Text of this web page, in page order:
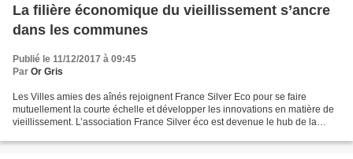
La filière économique du vieillissement s’ancre
dans les communes
Publié le 11/12/2017 à 09:45
Par Or Gris
Les Villes amies des aînés rejoignent France Silver Eco pour se faire
mutuellement la courte échelle et développer les innovations en matière de
vieillissement. L’association France Silver éco est devenue le hub de la